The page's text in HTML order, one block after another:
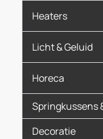
Heaters
Licht & Geluid
Horeca
Springkussens
Decoratie